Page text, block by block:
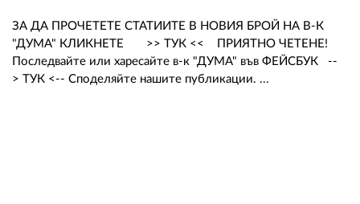
ЗА ДА ПРОЧЕТЕТЕ СТАТИИТЕ В НОВИЯ БРОЙ НА В-К
"ДУМА" КЛИКНЕТЕ >> ТУК << ПРИЯТНО ЧЕТЕНЕ!
Последвайте или харесайте в-к "ДУМА" във ФЕЙСБУК --
> ТУК <-- Споделяйте нашите публикации. ...